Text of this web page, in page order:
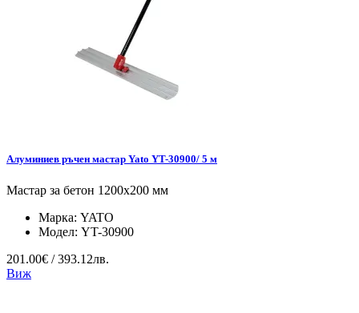
Алуминиев ръчен мастар Yato YT-30900/ 5 м
Мастар за бетон 1200x200 мм
Марка: YATO
Модел: YT-30900
201.00€ / 393.12лв.
Виж